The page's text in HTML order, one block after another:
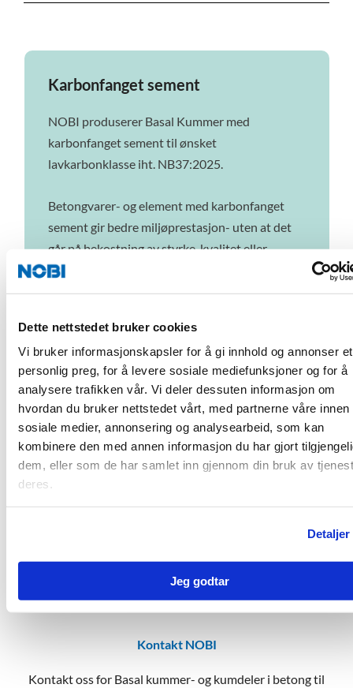
Dette nettstedet bruker cookies
Vi bruker informasjonskapsler for å gi innhold og annonser et
personlig preg, for å levere sosiale mediefunksjoner og for å
analysere trafikken vår. Vi deler dessuten informasjon om
hvordan du bruker nettstedet vårt, med partnerne våre innen
sosiale medier, annonsering og analysearbeid, som kan
kombinere den med annen informasjon du har gjort
dem, eller som de har samlet inn gjennom din bruk av
deres.
Detaljer
Jeg godtar
Karbonfanget sement
NOBI produserer Basal Kummer med
karbonfanget sement til ønsket
lavkarbonklasse iht. NB37:2025.
Betongvarer- og element med karbonfanget
sement gir bedre miljøprestasjon- uten at det
går på bekostning av styrke, kvalitet eller
produksjonsprosessen.
Les mer her
Kontakt NOBI
Kontakt oss for Basal kummer- og kumdeler i betong til